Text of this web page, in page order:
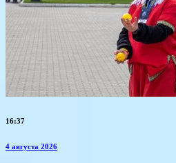
16:37
4 августа 2026